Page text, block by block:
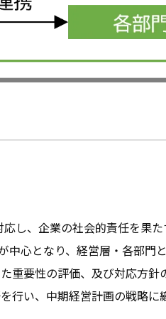
し、企業の社会的責任を果
心となり、経営層・各部
要性の評価、及び対応方
い、中期経営計画の戦略に